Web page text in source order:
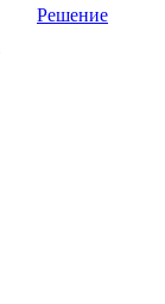
Решение